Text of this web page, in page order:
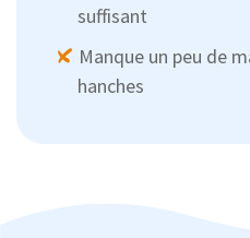
suffisant
Manque un peu de
hanches